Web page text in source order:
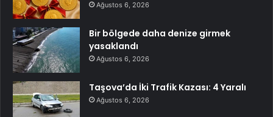
Ağustos 6, 2026
Bir bölgede daha denize girmek
yasaklandı
Ağustos 6, 2026
Taşova’da İki Trafik Kazası: 4 Yaralı
Ağustos 6, 2026